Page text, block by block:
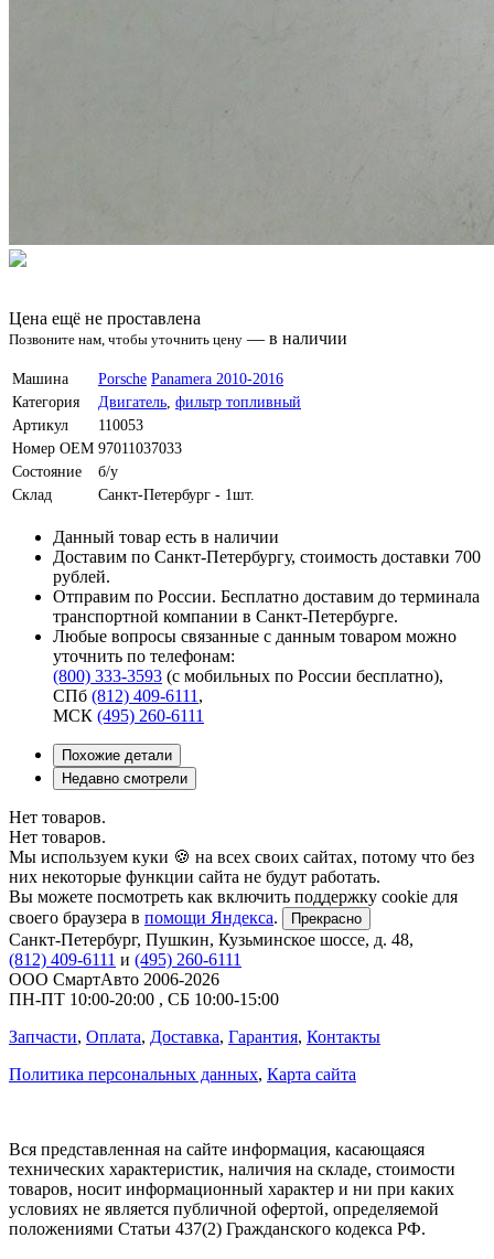
Цена ещё не проставлена
Позвоните нам, чтобы уточнить цену — в наличии
Машина Porsche Panamera 2010-2016
Категория
Двигатель фильтр топливный
Артикул
110053
Номер OEM 97011037033
Состояние
б/у
Склад
Санкт-Петербург - 1шт.
Данный товар есть в наличии
Доставим по Санкт-Петербургу, стоимость доставки 700
рублей.
Отправим по России. Бесплатно доставим до терминала
транспортной компании в Санкт-Петербурге.
Любые вопросы связанные с данным товаром можно
уточнить по телефонам:
(800) 333-3593 (с мобильных по России бесплатно),
СПб (812) 409-6111 ,
МСК (495) 260-6111
Похожие детали
Недавно смотрели
Нет товаров.
Нет товаров.
Мы используем куки 🍪 на всех своих сайтах, потому что без
них некоторые функции сайта не будут работать.
Вы можете посмотреть как включить поддержку cookie для
своего браузера в помощи Яндекса. Прекрасно
Санкт-Петербург, Пушкин, Кузьминское шоссе, д. 48,
(812) 409-6111 и (495) 260-6111
ООО СмартАвто 2006-2026
ПН-ПТ 10:00-20:00 , СБ 10:00-15:00
Запчасти, Оплата, Доставка, Гарантия, Контакты
Политика персональных данных, Карта сайта
Вся представленная на сайте информация, касающаяся
технических характеристик, наличия на складе, стоимости
товаров, носит информационный характер и ни при каких
условиях не является публичной офертой, определяемой
положениями Статьи 437(2) Гражданского кодекса РФ.